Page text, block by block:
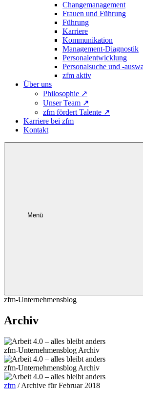
Changemanagement
Frauen und Führung
Führung
Karriere
Kommunikation
Management-Diagnostik
Personalentwicklung
Personalsuche und -
zfm aktiv
Über uns
Philosophie ↗
Unser Team ↗
zfm fördert Talente ↗
Karriere bei zfm
Kontakt
Menü
zfm-Unternehmensblog
Archiv
zfm-Unternehmensblog Archiv
zfm-Unternehmensblog Archiv
zfm /Archive für Februar 2018